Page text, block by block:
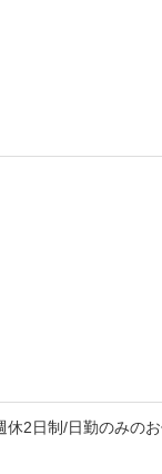
2日制/日勤のみの